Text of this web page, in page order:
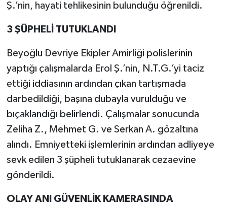
Ş.’nin, hayati tehlikesinin bulunduğu öğrenildi.
3 ŞÜPHELİ TUTUKLANDI
Beyoğlu Devriye Ekipler Amirliği polislerinin
yaptığı çalışmalarda Erol Ş.’nin, N.T.G.’yi taciz
ettiği iddiasının ardından çıkan tartışmada
darbedildiği, başına dubayla vurulduğu ve
bıçaklandığı belirlendi. Çalışmalar sonucunda
Zeliha Z., Mehmet G. ve Serkan A. gözaltına
alındı. Emniyetteki işlemlerinin ardından adliyeye
sevk edilen 3 şüpheli tutuklanarak cezaevine
gönderildi.
OLAY ANI GÜVENLİK KAMERASINDA